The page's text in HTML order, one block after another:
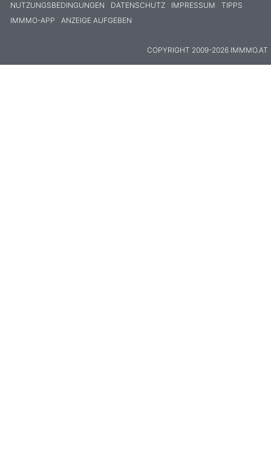
NUTZUNGSBEDINGUNGEN DATENSCHUTZ IMPRESSUM
TIPPS
IMMMO-APP
ANZEIGE AUFGEBEN
COPYRIGHT 2009-2026 IMMMO.AT